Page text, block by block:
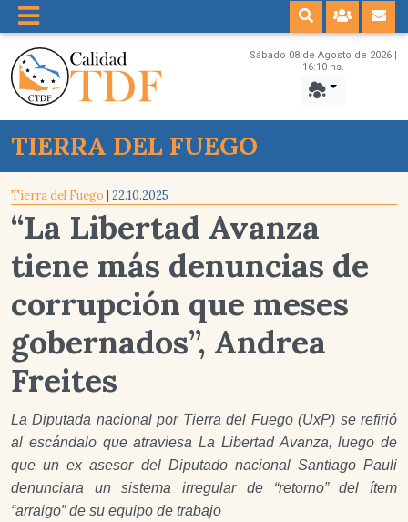
Sábado 08 de Agosto de 2026 |
16:10 hs.
TIERRA DEL FUEGO
Tierra del Fuego | 22.10.2025
“La Libertad Avanza
tiene más denuncias de
corrupción que meses
gobernados”, Andrea
Freites
La Diputada nacional por Tierra del Fuego (UxP) se refirió
al escándalo que atraviesa La Libertad Avanza, luego de
que un ex asesor del Diputado nacional Santiago Pauli
denunciara un sistema irregular de “retorno” del ítem
“arraigo” de su equipo de trabajo